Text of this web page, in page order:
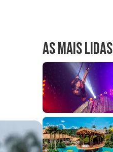
AS MAIS LIDAS